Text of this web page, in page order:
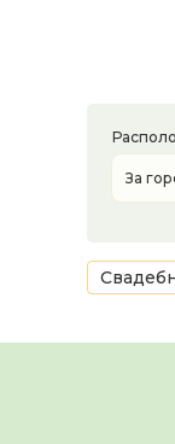
Выпускной
Корпоратив
За